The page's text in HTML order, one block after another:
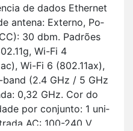
de dados Ethernet
an­tena: Ex­terno, Po­
30 dbm. Pa­drões
Wi-Fi 4
Wi-Fi 6 (802.11ax),
(2.4 GHz / 5 GHz
0,32 GHz. Cor do
por con­junto: 1 uni­
AC: 100-240 V,